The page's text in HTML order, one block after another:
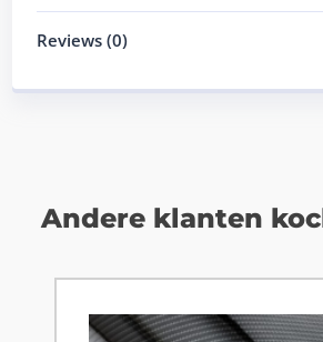
Reviews (0)
Andere klanten